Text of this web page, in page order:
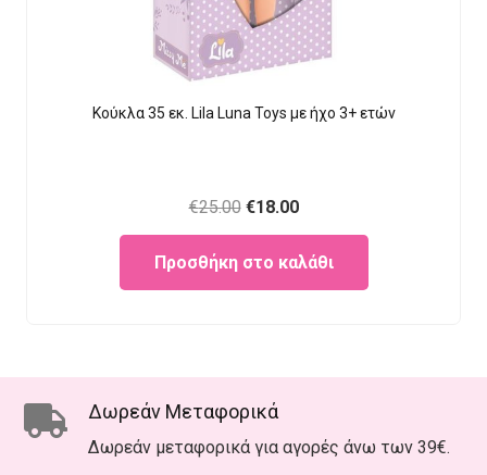
Κούκλα 35 εκ. Lila Luna Τοys με ήχο 3+ ετών
€25.00 Original
price
was:
€25.00.
€18.00Current
price
is:
€18.00.
Προσθήκη στο καλάθι
Δωρεάν Μεταφορικά
Δωρεάν μεταφορικά για αγορές άνω των 39€.